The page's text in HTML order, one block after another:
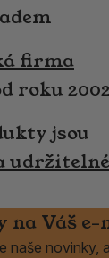
firma
roku
jsou
udržitelné
na Váš e-
naše novinky,